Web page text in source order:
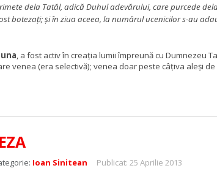
dela Tatăl, adică Duhul adevărului, care purcede
botezați; și în ziua aceea, la numărul ucenicilor s-au
, a fost activ în creația lumii împreună cu Dumnezeu
venea (era selectivă); venea doar peste câțiva aleși de
Ioan Sinitean Publicat: 25 Aprilie 2013